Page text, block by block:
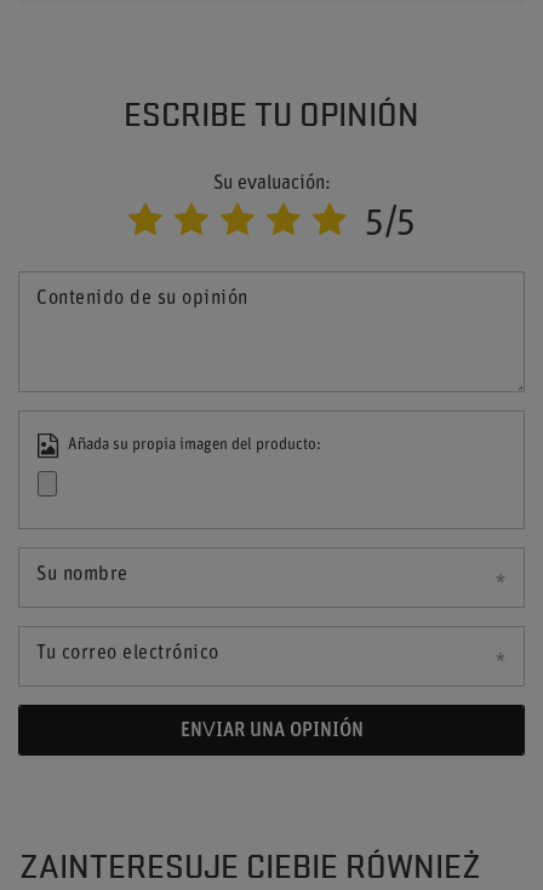
ESCRIBE TU OPINIÓN
Su evaluación:
5/5
Contenido de su opinión
Añada su propia imagen del producto:
Su nombre
Tu correo electrónico
ENVIAR UNA OPINIÓN
ZAINTERESUJE CIEBIE RÓWNIEŻ